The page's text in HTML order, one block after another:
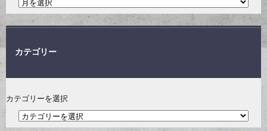
カテゴリー
カテゴリーを選択